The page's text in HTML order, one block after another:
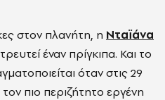
στον πλανήτη, η Νταϊάνα
έναν πρίγκιπα. Και το
όταν στις 29
πιο περιζήτητο εργένη